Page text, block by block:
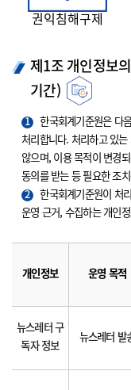
권익침해구제
제1조 개인정보
기간)
1
한국회계기준원은 다
처리합니다. 처리하고 있
않으며, 이용 목적이 변경
동의를 받는 등 필요한 조
2
한국회계기준원이 처
운영 근거, 수집하는 개인
개인정보 운영 목적
뉴스레터 구
독자 정보
뉴스레터 발